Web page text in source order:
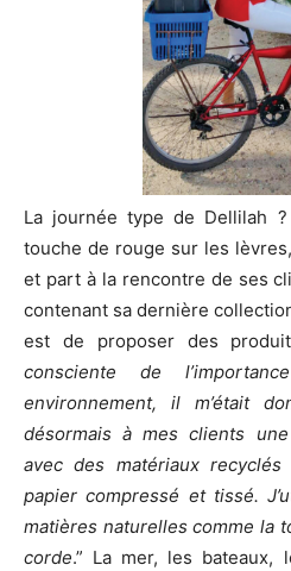
La journée type de Dellilah
touche de rouge sur les
et part à la rencontre de ses
contenant sa dernière
est de proposer des
consciente de
environnement, il m’était
désormais à mes clients
avec des matériaux
papier compressé et tissé.
matières naturelles comme la
corde.” La mer, les bateaux,